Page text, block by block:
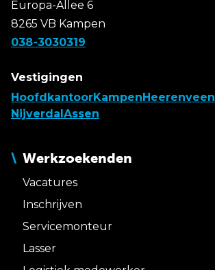
Europa-Allee 6
8265 VB Kampen
038-3030319
Vestigingen
HoofdkantoorKampen Heerenveen
Nijverdal Assen
Werkzoekenden
Vacatures
Inschrijven
Servicemonteur
Lasser